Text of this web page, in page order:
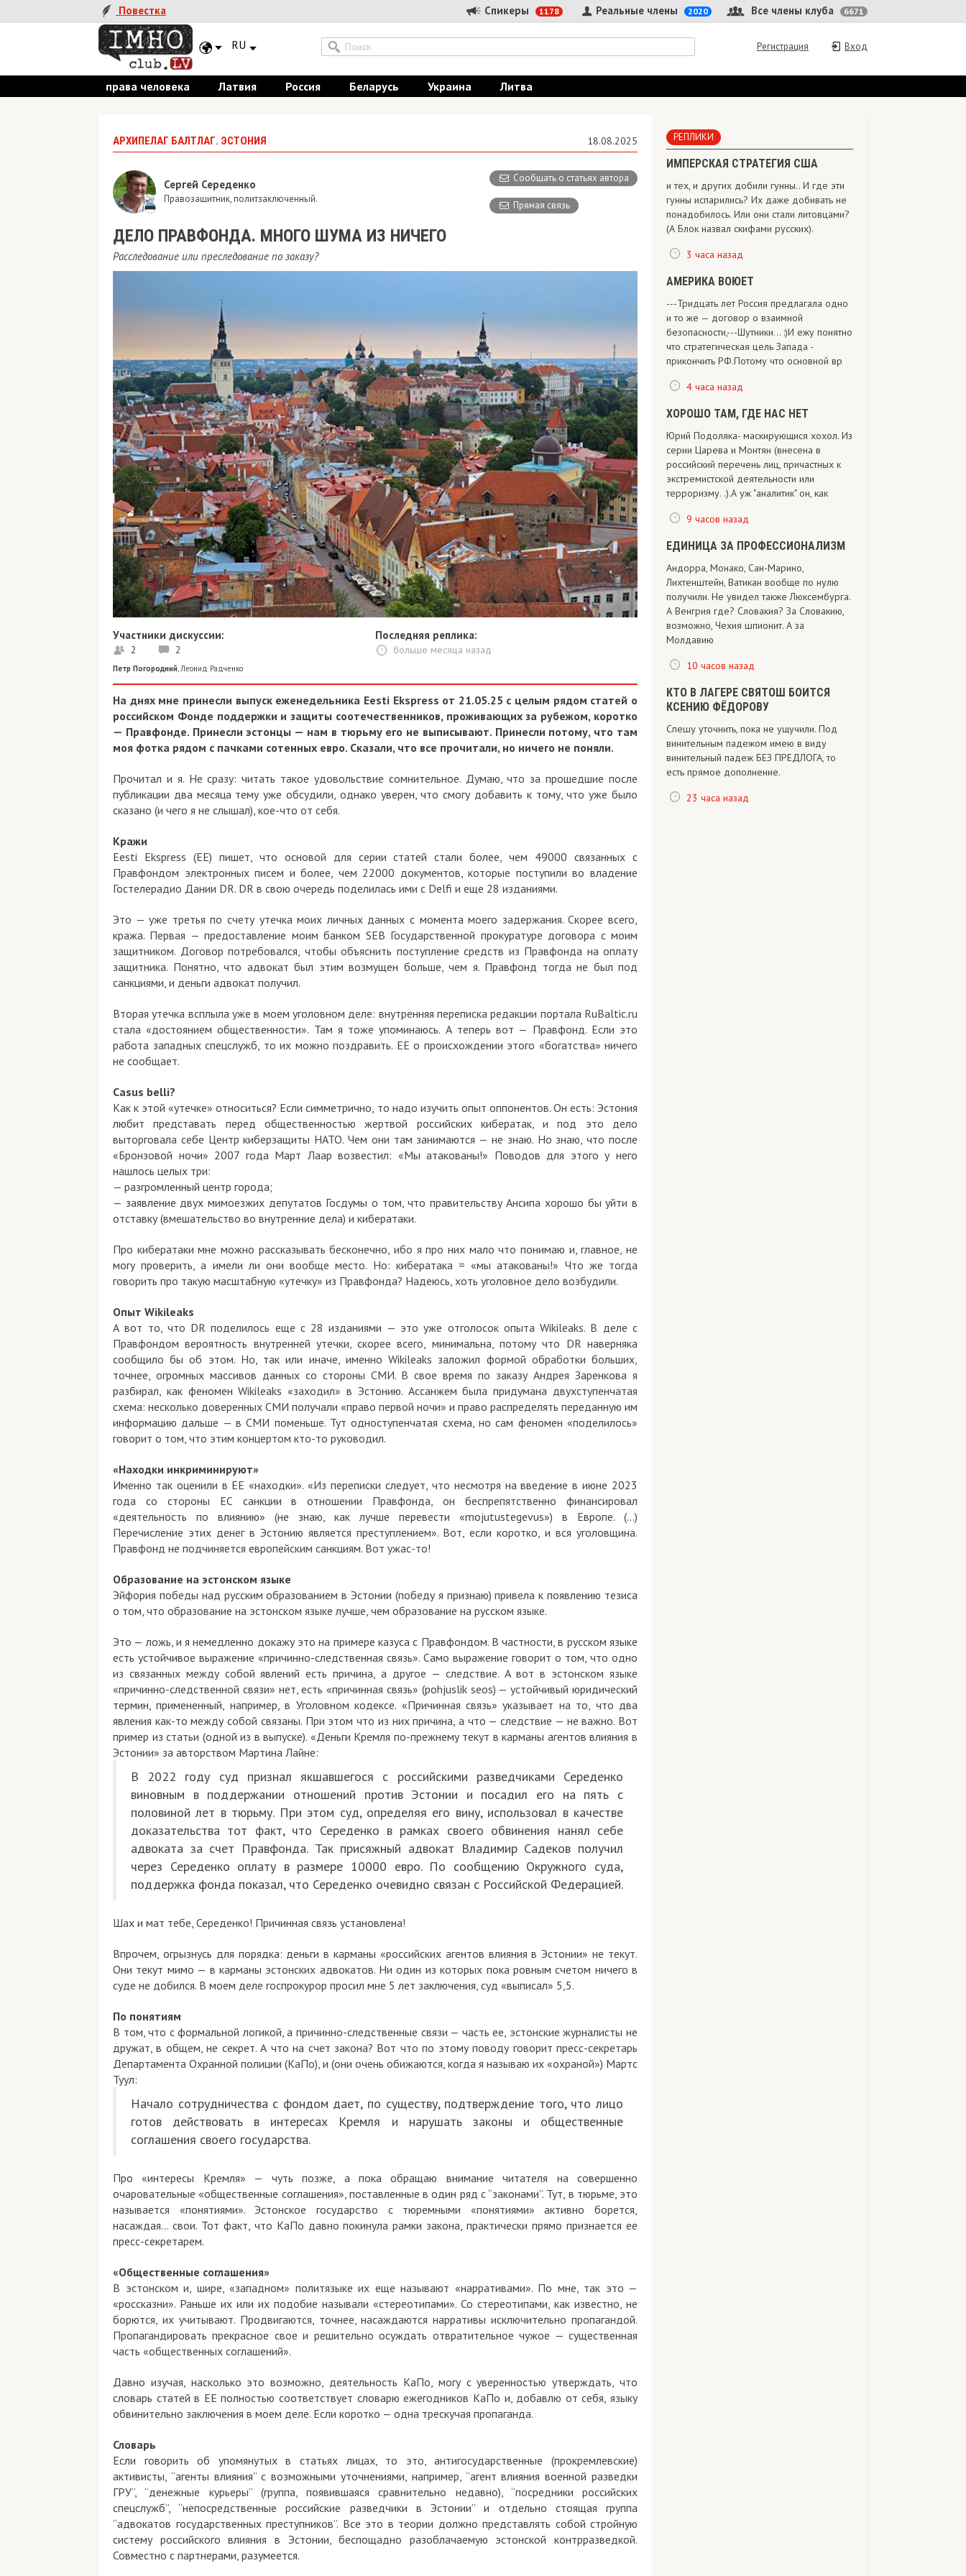
Повестка Спикеры 1178 Все члены клуба 6671
Реальные члены 2020
RU Вход
Регистрация
права человека Латвия Россия Беларусь Украина Литва
АРХИПЕЛАГ БАЛТЛАГ. ЭСТОНИЯ 18.08.2025
Сообщать о статьях автора
Прямая связь
Сергей Середенко
Правозащитник, политзаключенный.
ДЕЛО ПРАВФОНДА. МНОГО ШУМА ИЗ НИЧЕГО
Расследование или преследование по заказу?
Участники дискуссии:
2 2
Последняя реплика:
больше месяца назад
Петр Погородний Леонид Радченко
На днях мне принесли выпуск еженедельника Eesti Ekspress от 21.05.25 с целым рядом статей о
российском Фонде поддержки и защиты соотечественников, проживающих за рубежом, коротко
— Правфонде. Принесли эстонцы — нам в тюрьму его не выписывают. Принесли потому, что там
моя фотка рядом с пачками сотенных евро. Сказали, что все прочитали, но ничего не поняли.
Прочитал и я. Не сразу: читать такое удовольствие сомнительное. Думаю, что за прошедшие после
публикации два месяца тему уже обсудили, однако уверен, что смогу добавить к тому, что уже было
сказано (и чего я не слышал), кое-что от себя.
Кражи
Eesti Ekspress (EE) пишет, что основой для серии статей стали более, чем 49000 связанных с
Правфондом электронных писем и более, чем 22000 документов, которые поступили во владение
Гостелерадио Дании DR. DR в свою очередь поделилась ими с Delfi и еще 28 изданиями.
Это — уже третья по счету утечка моих личных данных с момента моего задержания. Скорее всего,
кража. Первая — предоставление моим банком SEB Государственной прокуратуре договора с моим
защитником. Договор потребовался, чтобы объяснить поступление средств из Правфонда на оплату
защитника. Понятно, что адвокат был этим возмущен больше, чем я. Правфонд тогда не был под
санкциями, и деньги адвокат получил.
Вторая утечка всплыла уже в моем уголовном деле: внутренняя переписка редакции портала RuBaltic.ru
стала «достоянием общественности». Там я тоже упоминаюсь. А теперь вот — Правфонд. Если это
работа западных спецслужб, то их можно поздравить. ЕЕ о происхождении этого «богатства» ничего
не сообщает.
Casus belli?
Как к этой «утечке» относиться? Если симметрично, то надо изучить опыт оппонентов. Он есть: Эстония
любит представать перед общественностью жертвой российских кибератак, и под это дело
выторговала себе Центр киберзащиты НАТО. Чем они там занимаются — не знаю. Но знаю, что после
«Бронзовой ночи» 2007 года Март Лаар возвестил: «Мы атакованы!» Поводов для этого у него
нашлось целых три:
— разгромленный центр города;
— заявление двух мимоезжих депутатов Госдумы о том, что правительству Ансипа хорошо бы уйти в
отставку (вмешательство во внутренние дела) и кибератаки.
Про кибератаки мне можно рассказывать бесконечно, ибо я про них мало что понимаю и, главное, не
могу проверить, а имели ли они вообще место. Но: кибератака = «мы атакованы!» Что же тогда
говорить про такую масштабную «утечку» из Правфонда? Надеюсь, хоть уголовное дело возбудили.
Опыт Wikileaks
А вот то, что DR поделилось еще с 28 изданиями — это уже отголосок опыта Wikileaks. В деле с
Правфондом вероятность внутренней утечки, скорее всего, минимальна, потому что DR наверняка
сообщило бы об этом. Но, так или иначе, именно Wikileaks заложил формой обработки больших,
точнее, огромных массивов данных со стороны СМИ. В свое время по заказу Андрея Заренкова я
разбирал, как феномен Wikileaks «заходил» в Эстонию. Ассанжем была придумана двухступенчатая
схема: несколько доверенных СМИ получали «право первой ночи» и право распределять переданную им
информацию дальше — в СМИ поменьше. Тут одноступенчатая схема, но сам феномен «поделилось»
говорит о том, что этим концертом кто-то руководил.
«Находки инкриминируют»
Именно так оценили в ЕЕ «находки». «Из переписки следует, что несмотря на введение в июне 2023
года со стороны ЕС санкции в отношении Правфонда, он беспрепятственно финансировал
«деятельность по влиянию» (не знаю, как лучше перевести «mojutustegevus») в Европе. (...)
Перечисление этих денег в Эстонию является преступлением». Вот, если коротко, и вся уголовщина.
Правфонд не подчиняется европейским санкциям. Вот ужас-то!
Образование на эстонском языке
Эйфория победы над русским образованием в Эстонии (победу я признаю) привела к появлению тезиса
о том, что образование на эстонском языке лучше, чем образование на русском языке.
Это — ложь, и я немедленно докажу это на примере казуса с Правфондом. В частности, в русском языке
есть устойчивое выражение «причинно-следственная связь». Само выражение говорит о том, что одно
из связанных между собой явлений есть причина, а другое — следствие. А вот в эстонском языке
«причинно-следственной связи» нет, есть «причинная связь» (pohjuslik seos) — устойчивый юридический
термин, примененный, например, в Уголовном кодексе. «Причинная связь» указывает на то, что два
явления как-то между собой связаны. При этом что из них причина, а что — следствие — не важно. Вот
пример из статьи (одной из в выпуске). «Деньги Кремля по-прежнему текут в карманы агентов влияния в
Эстонии» за авторством Мартина Лайне:
В 2022 году суд признал якшавшегося с российскими разведчиками Середенко
виновным в поддержании отношений против Эстонии и посадил его на пять с
половиной лет в тюрьму. При этом суд, определяя его вину, использовал в качестве
доказательства тот факт, что Середенко в рамках своего обвинения нанял себе
адвоката за счет Правфонда. Так присяжный адвокат Владимир Садеков получил
через Середенко оплату в размере 10000 евро. По сообщению Окружного суда,
поддержка фонда показал, что Середенко очевидно связан с Российской Федерацией.
Шах и мат тебе, Середенко! Причинная связь установлена!
Впрочем, огрызнусь для порядка: деньги в карманы «российских агентов влияния в Эстонии» не текут.
Они текут мимо — в карманы эстонских адвокатов. Ни один из которых пока ровным счетом ничего в
суде не добился. В моем деле госпрокурор просил мне 5 лет заключения, суд «выписал» 5,5.
По понятиям
В том, что с формальной логикой, а причинно-следственные связи — часть ее, эстонские журналисты не
дружат, в общем, не секрет. А что на счет закона? Вот что по этому поводу говорит пресс-секретарь
Департамента Охранной полиции (КаПо), и (они очень обижаются, когда я называю их «охраной») Мартс
Туул:
Начало сотрудничества с фондом дает, по существу, подтверждение того, что лицо
готов действовать в интересах Кремля и нарушать законы и общественные
соглашения своего государства.
Про «интересы Кремля» — чуть позже, а пока обращаю внимание читателя на совершенно
очаровательные «общественные соглашения», поставленные в один ряд с “законами”. Тут, в тюрьме, это
называется «понятиями». Эстонское государство с тюремными «понятиями» активно борется,
насаждая… свои. Тот факт, что КаПо давно покинула рамки закона, практически прямо признается ее
пресс-секретарем.
«Общественные соглашения»
В эстонском и, шире, «западном» политязыке их еще называют «нарративами». По мне, так это —
«россказни». Раньше их или их подобие называли «стереотипами». Со стереотипами, как известно, не
борются, их учитывают. Продвигаются, точнее, насаждаются нарративы исключительно пропагандой.
Пропагандировать прекрасное свое и решительно осуждать отвратительное чужое — существенная
часть «общественных соглашений».
Давно изучая, насколько это возможно, деятельность КаПо, могу с уверенностью утверждать, что
словарь статей в ЕЕ полностью соответствует словарю ежегодников КаПо и, добавлю от себя, языку
обвинительно заключения в моем деле. Если коротко — одна трескучая пропаганда.
Словарь
Если говорить об упомянутых в статьях лицах, то это, антигосударственные (прокремлевские)
активисты, “агенты влияния” с возможными уточнениями, например, “агент влияния военной разведки
ГРУ”, “денежные курьеры” (группа, появившаяся сравнительно недавно), “посредники российских
спецслужб”, “непосредственные российские разведчики в Эстонии” и отдельно стоящая группа
“адвокатов государственных преступников”. Все это в теории должно представлять собой стройную
систему российского влияния в Эстонии, беспощадно разоблачаемую эстонской контрразведкой.
Совместно с партнерами, разумеется.
РЕПЛИКИ
ИМПЕРСКАЯ СТРАТЕГИЯ США
и тех, и других добили гунны.. И где эти
гунны испарились? Их даже добивать не
понадобилось. Или они стали литовцами?
(А Блок назвал скифами русских).
3 часа назад
АМЕРИКА ВОЮЕТ
---Тридцать лет Россия предлагала одно
и то же — договор о взаимной
безопасности,---Шутники... :)И ежу понятно
что стратегическая цель Запада -
прикончить РФ.Потому что основной вр
4 часа назад
ХОРОШО ТАМ, ГДЕ НАС НЕТ
Юрий Подоляка- маскирующися хохол. Из
серии Царева и Монтян (внесена в
российский перечень лиц, причастных к
экстремистской деятельности или
терроризму. .).А уж "аналитик" он, как
9 часов назад
ЕДИНИЦА ЗА ПРОФЕССИОНАЛИЗМ
Андорра, Монако, Сан-Марино,
Лихтенштейн, Ватикан вообще по нулю
получили. Не увидел также Люксембурга.
А Венгрия где? Словакия? За Словакию,
возможно, Чехия шпионит. А за
Молдавию
10 часов назад
КТО В ЛАГЕРЕ СВЯТОШ БОИТСЯ
КСЕНИЮ ФЁДОРОВУ
Спешу уточнить, пока не ущучили. Под
винительным падежом имею в виду
винительный падеж БЕЗ ПРЕДЛОГА, то
есть прямое дополнение.
23 часа назад